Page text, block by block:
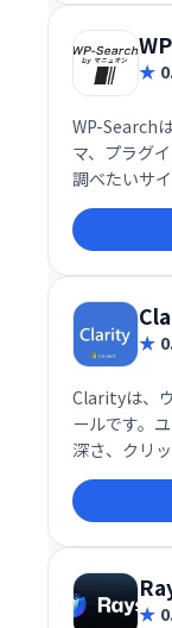
WP-Search
マ、プラグ
調べたいサ
テゴリー分
探しにも役
ても活用可
Clarityは、
ールです。
深さ、クリ
ます。これ
を特定し、
なインター
す。ウェブ
でユーザー
ょう。